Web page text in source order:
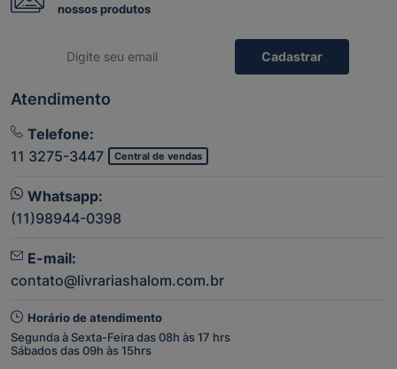
nossos produtos
Cadastrar
Atendimento
Telefone:
11 3275-3447
Central de vendas
Whatsapp:
(11)98944-0398
E-mail:
contato@livrariashalom.com.br
Horário de atendimento
Segunda à Sexta-Feira das 08h às 17 hrs
Sábados das 09h às 15hrs